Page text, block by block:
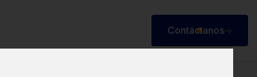
Contáctanos
Contáctanos